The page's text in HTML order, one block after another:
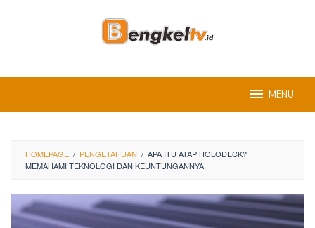
MENU
HOMEPAGE / PENGETAHUAN / APA ITU ATAP HOLODECK?
MEMAHAMI TEKNOLOGI DAN KEUNTUNGANNYA